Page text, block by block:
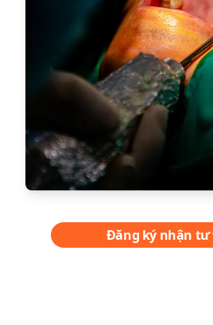
Đăng ký nhận tư